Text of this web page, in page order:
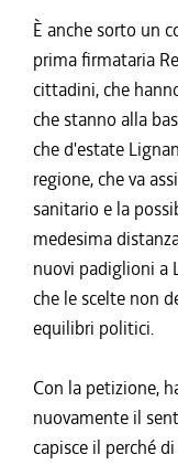
È anche sorto un
prima firmataria
cittadini, che
che stanno alla
che d'estate
regione, che va
sanitario e la
medesima
nuovi padiglioni a
che le scelte non
equilibri politici.
Con la petizione,
nuovamente il
capisce il perché